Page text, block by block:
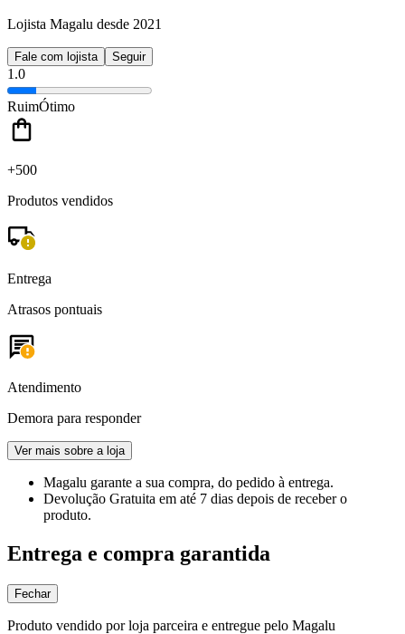
Lojista Magalu desde 2021
Fale com lojista Seguir
1.0
RuimÓtimo
+500
Produtos vendidos
Entrega
Atrasos pontuais
Atendimento
Demora para responder
Ver mais sobre a loja
Magalu garante a sua compra, do pedido à entrega.
Devolução Gratuita em até 7 dias depois de receber o
produto.
Entrega e compra garantida
Fechar
Produto vendido por loja parceira e entregue pelo Magalu